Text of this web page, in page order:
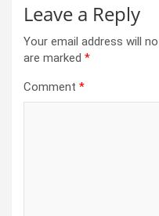
Leave a Reply
Your email address will
are marked *
Comment *